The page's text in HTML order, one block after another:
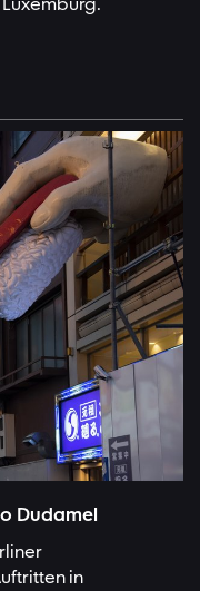
Dudamel
in